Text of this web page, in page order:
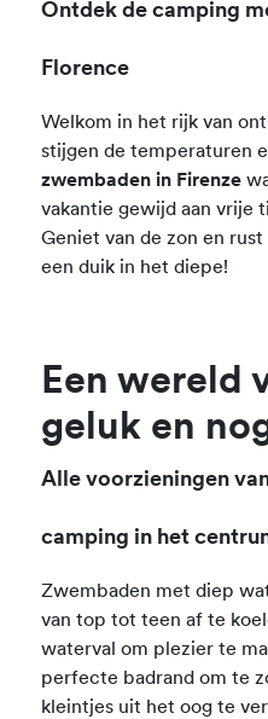
Ontdek de camping
Florence
Welkom in het rijk van
stijgen de temperaturen
zwembaden in Firenze
vakantie gewijd aan vrije
Geniet van de zon en
een duik in het diepe!
Een wereld
geluk en
Alle voorzieningen
camping in het
Zwembaden met diep
van top tot teen af te
waterval om plezier te
perfecte badrand om te
kleintjes uit het oog te